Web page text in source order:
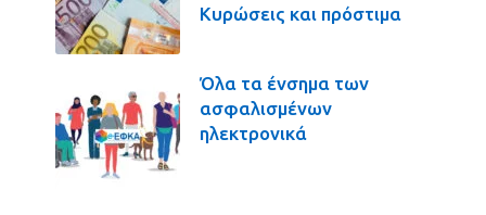
Κυρώσεις και πρόστιμα
Όλα τα ένσημα των
ασφαλισμένων
ηλεκτρονικά